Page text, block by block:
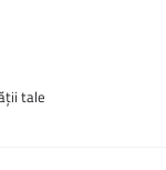
tale